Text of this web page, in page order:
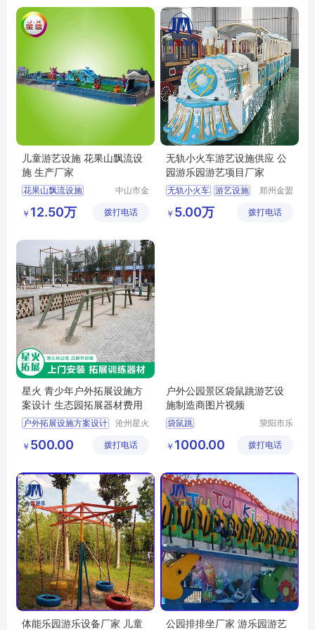
儿童游艺设施 花果山飘流设
施 生产厂家
花果山飘流设施
中山市金
备有限公
￥ 12.50万 拨打电话
无轨小火车游艺设施供应 公
园游乐园游艺项目厂家
无轨小火车 游艺设施
郑州金盟
有限公司
￥ 5.00万 拨打电话
星火 青少年户外拓展设施方
案设计 生态园拓展器材费用
户外拓展设施方案设计
团建娱乐项目
小区健身器械
沧州星火
有限公司
￥ 500.00 拨打电话
户外公园景区袋鼠跳游艺设
施制造商图片视频
袋鼠跳
袋鼠跳制造商
袋鼠跳视频
荥阳市乐
备厂
￥ 1000.00 拨打电话
体能乐园游乐设备厂家 儿童 公园排排坐厂家 游乐园游艺